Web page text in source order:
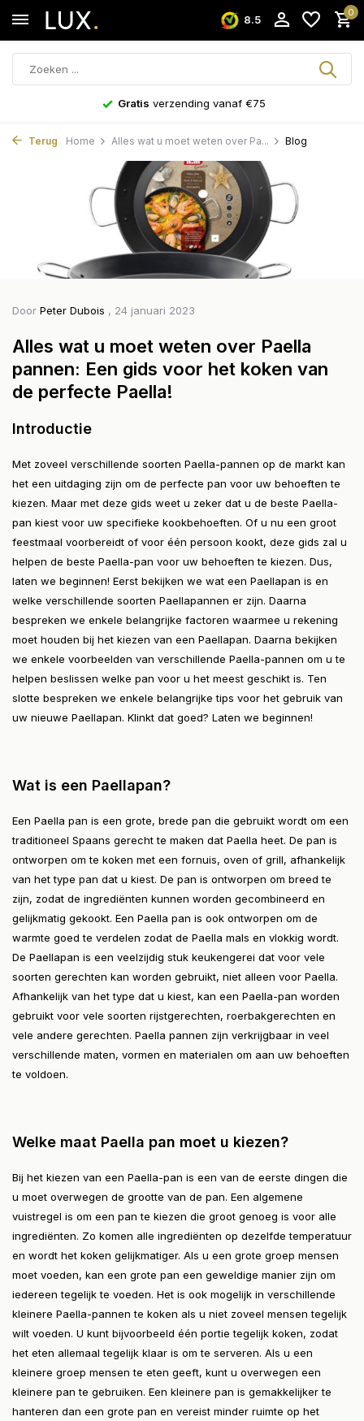
8.5
0
Gratis verzending vanaf €75
Terug Home Alles wat u moet weten over Pa... Blog
Door Peter Dubois , 24 januari 2023
Alles wat u moet weten over Paella
pannen: Een gids voor het koken van
de perfecte Paella!
Introductie
Met zoveel verschillende soorten Paella-pannen op de markt kan
het een uitdaging zijn om de perfecte pan voor uw behoeften te
kiezen. Maar met deze gids weet u zeker dat u de beste Paella-
pan kiest voor uw specifieke kookbehoeften. Of u nu een groot
feestmaal voorbereidt of voor één persoon kookt, deze gids zal u
helpen de beste Paella-pan voor uw behoeften te kiezen. Dus,
laten we beginnen! Eerst bekijken we wat een Paellapan is en
welke verschillende soorten Paellapannen er zijn. Daarna
bespreken we enkele belangrijke factoren waarmee u rekening
moet houden bij het kiezen van een Paellapan. Daarna bekijken
we enkele voorbeelden van verschillende Paella-pannen om u te
helpen beslissen welke pan voor u het meest geschikt is. Ten
slotte bespreken we enkele belangrijke tips voor het gebruik van
uw nieuwe Paellapan. Klinkt dat goed? Laten we beginnen!
Wat is een Paellapan?
Een Paella pan is een grote, brede pan die gebruikt wordt om een
traditioneel Spaans gerecht te maken dat Paella heet. De pan is
ontworpen om te koken met een fornuis, oven of grill, afhankelijk
van het type pan dat u kiest. De pan is ontworpen om breed te
zijn, zodat de ingrediënten kunnen worden gecombineerd en
gelijkmatig gekookt. Een Paella pan is ook ontworpen om de
warmte goed te verdelen zodat de Paella mals en vlokkig wordt.
De Paellapan is een veelzijdig stuk keukengerei dat voor vele
soorten gerechten kan worden gebruikt, niet alleen voor Paella.
Afhankelijk van het type dat u kiest, kan een Paella-pan worden
gebruikt voor vele soorten rijstgerechten, roerbakgerechten en
vele andere gerechten. Paella pannen zijn verkrijgbaar in veel
verschillende maten, vormen en materialen om aan uw behoeften
te voldoen.
Welke maat Paella pan moet u kiezen?
Bij het kiezen van een Paella-pan is een van de eerste dingen die
u moet overwegen de grootte van de pan. Een algemene
vuistregel is om een pan te kiezen die groot genoeg is voor alle
ingrediënten. Zo komen alle ingrediënten op dezelfde temperatuur
en wordt het koken gelijkmatiger. Als u een grote groep mensen
moet voeden, kan een grote pan een geweldige manier zijn om
iedereen tegelijk te voeden. Het is ook mogelijk in verschillende
kleinere Paella-pannen te koken als u niet zoveel mensen tegelijk
wilt voeden. U kunt bijvoorbeeld één portie tegelijk koken, zodat
het eten allemaal tegelijk klaar is om te serveren. Als u een
kleinere groep mensen te eten geeft, kunt u overwegen een
kleinere pan te gebruiken. Een kleinere pan is gemakkelijker te
hanteren dan een grote pan en vereist minder ruimte op het